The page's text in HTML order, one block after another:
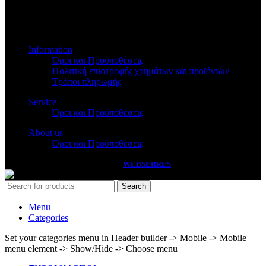
Information
Όροι και Προϋποθέσεις
Πολιτική επιστροφής χρημάτων και προϊόντων
Τρόποι πληρωμής
Service
Όροι και Προϋποθέσεις
About us
Όροι και Προϋποθέσεις
WEBSERRES
Search
Menu
Categories
Set your categories menu in Header builder -> Mobile -> Mobile
menu element -> Show/Hide -> Choose menu